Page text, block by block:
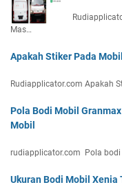
Mas…
Apakah Stiker Pada
Rudiapplicator.com Apakah
Pola Bodi Mobil
Mobil
rudiapplicator.com Pola
Ukuran Bodi Mobil Xenia